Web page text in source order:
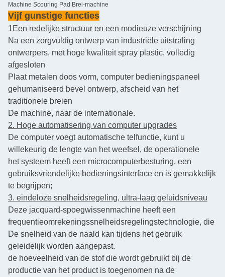
Machine Scouring Pad Brei-machine
Vijf gunstige functies
1Een redelijke structuur en een modieuze verschijning
Na een zorgvuldig ontwerp van industriële uitstraling
ontwerpers, met hoge kwaliteit spray plastic, volledig
afgesloten
Plaat metalen doos vorm, computer bedieningspaneel
gehumaniseerd bevel ontwerp, afscheid van het
traditionele breien
De machine, naar de internationale.
2. Hoge automatisering van computer upgrades
De computer voegt automatische telfunctie, kunt u
willekeurig de lengte van het weefsel, de operationele
het systeem heeft een microcomputerbesturing, een
gebruiksvriendelijke bedieningsinterface en is gemakkelijk
te begrijpen;
3. eindeloze snelheidsregeling, ultra-laag geluidsniveau
Deze jacquard-spoegwissenmachine heeft een
frequentieomrekeningssnelheidsregelingstechnologie, die
De snelheid van de naald kan tijdens het gebruik
geleidelijk worden aangepast.
de hoeveelheid van de stof die wordt gebruikt bij de
productie van het product is toegenomen na de